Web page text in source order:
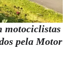
motociclistas
pela Motor